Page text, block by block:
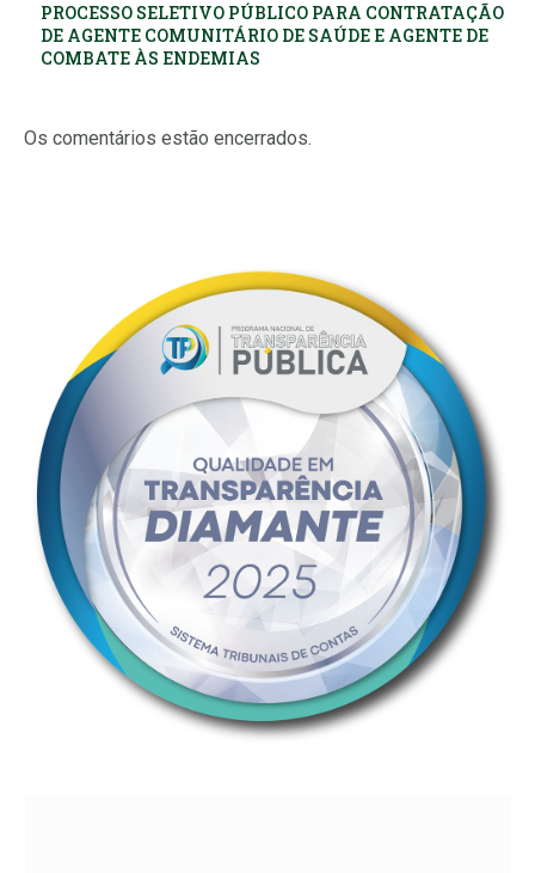
PROCESSO SELETIVO PÚBLICO PARA CONTRATAÇÃO
DE AGENTE COMUNITÁRIO DE SAÚDE E AGENTE DE
COMBATE ÀS ENDEMIAS
Os comentários estão encerrados.